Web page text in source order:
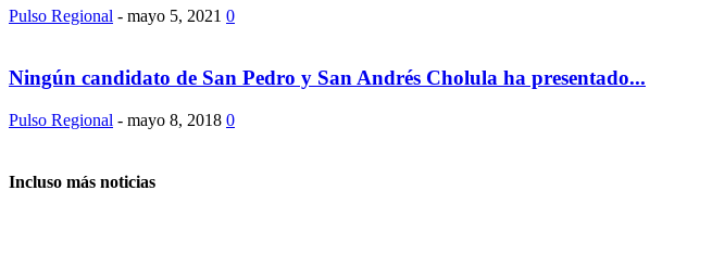
Pulso Regional - mayo 5, 2021 0
Ningún candidato de San Pedro y San Andrés Cholula ha presentado...
Pulso Regional - mayo 8, 2018 0
Incluso más noticias